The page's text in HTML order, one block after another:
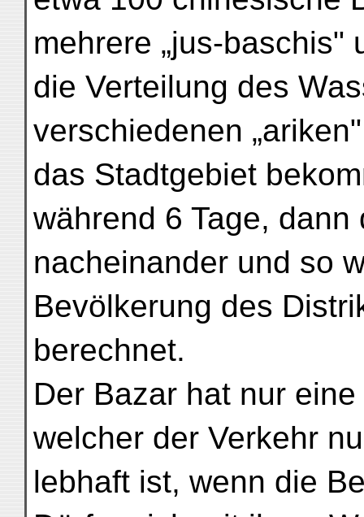
mehrere „jus-baschis"
die Verteilung des
verschiedenen
das Stadtgebiet
während 6 Tage, dann
nacheinander und so
Bevölkerung des
berechnet.
Der Bazar hat nur
welcher der Verkehr
lebhaft ist, wenn die